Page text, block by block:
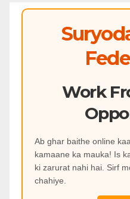
Work
Ab ghar baithe online
kamaane ka mauka! Is
ki zarurat nahi hai. Sirf
chahiye.